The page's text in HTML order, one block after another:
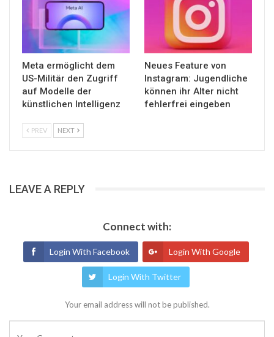
Meta ermöglicht dem
US-Militär den Zugriff
auf Modelle der
künstlichen Intelligenz
Neues Feature von
Instagram: Jugendliche
können ihr Alter nicht
fehlerfrei eingeben
PREV NEXT
LEAVE A REPLY
Connect with:
Login With Facebook Login With Google
Login With Twitter
Your email address will not be published.